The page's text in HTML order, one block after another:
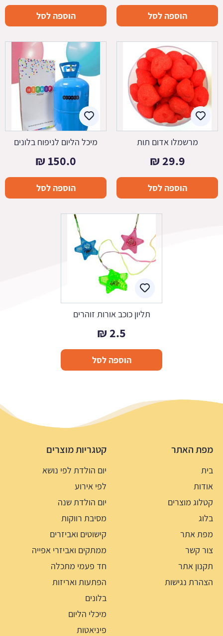
הוספה לסל
המקורי
היה:
הוספה לסל
מרשמלו אדום תות
29.9
₪
הוספה לסל
מיכל הליום לניפוח בלונים
150.0
₪
הוספה לסל
תליון כוכב אורות זוהרים
2.5
₪
הוספה לסל
מפת האתר
בית
אודות
קטלוג מוצרים
בלוג
מפת אתר
צור קשר
תקנון אתר
הצהרת נגישות
קטגריות מוצרים
יום הולדת לפי נושא
לפי אירוע
יום הולדת שנה
מסיבת רווקות
קישוטים ואביזרים
ממתקים ואביזרי אפייה
חד פעמי מתכלה
הפתעות ואריזות
בלונים
מיכלי הליום
פיניאטות